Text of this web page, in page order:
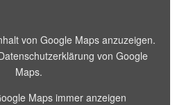
von Google Maps anzuzeigen.
von Google
Maps.
Maps immer anzeigen